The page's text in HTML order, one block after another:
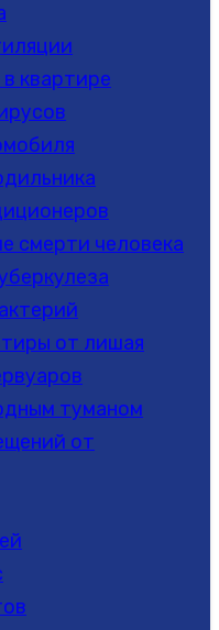
квартире
смерти человека
от лишая
туманом
от